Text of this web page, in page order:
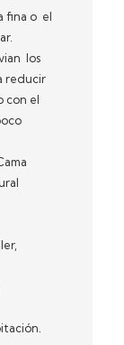
fina o el
los
reducir
con el